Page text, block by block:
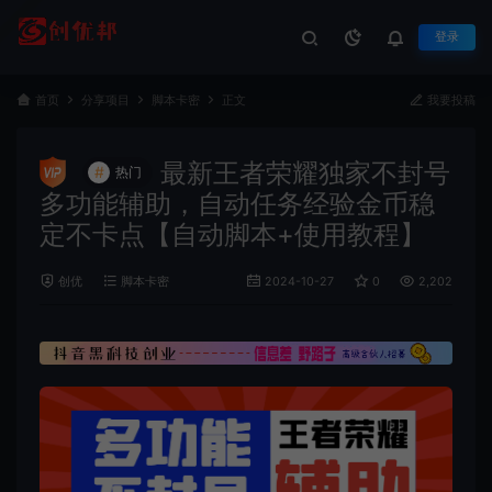
登录
首页 分享项目 脚本卡密 正文 我要投稿
# 热门
最新王者荣耀独家不封号
多功能辅助，自动任务经验金币稳
定不卡点【自动脚本+使用教程】
创优 脚本卡密 2024-10-27 0 2,202